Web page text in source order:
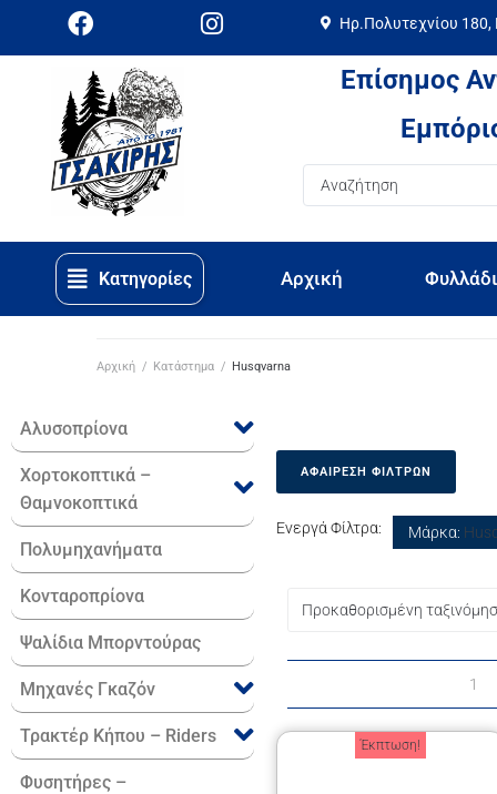
Ηρ.Πολυτεχνίου 180,
Επίσημος
Κατηγορίες Αρχική
Αρχική / Κατάστημα / Husqvarna
Αλυσοπρίονα
Χορτοκοπτικά –
Θαμνοκοπτικά
Πολυμηχανήματα
Κονταροπρίονα
Ψαλίδια Μπορντούρας
Μηχανές Γκαζόν
Τρακτέρ Κήπου – Riders
Φυσητήρες –
ΑΦΑΊΡΕΣΗ ΦΊΛΤΡΩΝ
Ενεργά Φίλτρα: Μάρκα:
1
Έκπτωση!